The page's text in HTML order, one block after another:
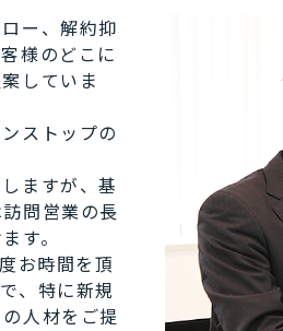
ー、解約抑
様のどこに
していま
ストップの
ますが、基
問営業の長
す。
お時間を頂
、特に新規
人材をご提